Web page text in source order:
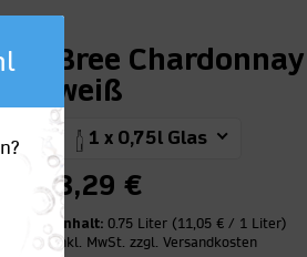
Bree
weiß
1 x 0,75l Glas
8,29 €
Inhalt: 0.75 Liter (11,05 € / 1 Liter)
inkl. MwSt. zzgl. Versandkosten